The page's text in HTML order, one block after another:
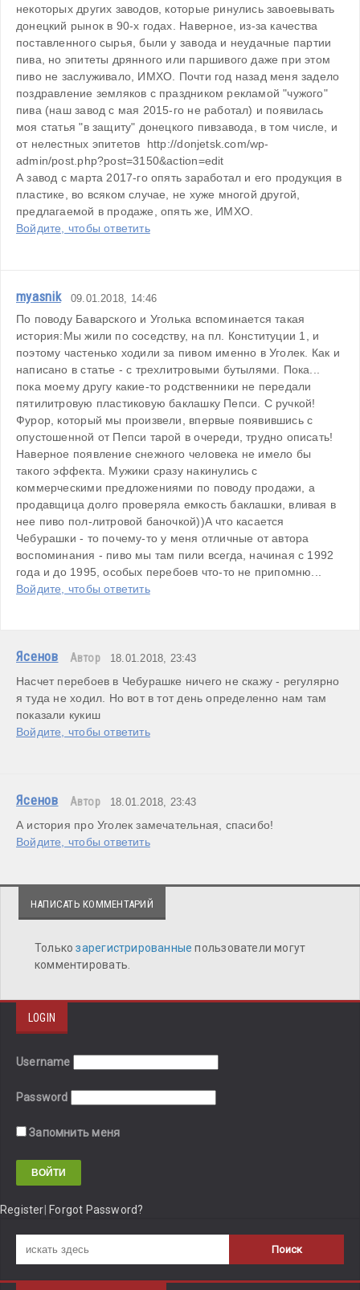
некоторых других заводов, которые ринулись завоевывать
донецкий рынок в 90-х годах. Наверное, из-за качества
поставленного сырья, были у завода и неудачные партии
пива, но эпитеты дрянного или паршивого даже при этом
пиво не заслуживало, ИМХО. Почти год назад меня задело
поздравление земляков с праздником рекламой "чужого"
пива (наш завод с мая 2015-го не работал) и появилась
моя статья "в защиту" донецкого пивзавода, в том числе, и
от нелестных эпитетов  http://donjetsk.com/wp-
admin/post.php?post=3150&action=edit
А завод с марта 2017-го опять заработал и его продукция в
пластике, во всяком случае, не хуже многой другой,
предлагаемой в продаже, опять же, ИМХО.
Войдите, чтобы ответить
myasnik 09.01.2018, 14:46
По поводу Баварского и Уголька вспоминается такая
история:Мы жили по соседству, на пл. Конституции 1, и
поэтому частенько ходили за пивом именно в Уголек. Как и
написано в статье - с трехлитровыми бутылями. Пока...
пока моему другу какие-то родственники не передали
пятилитровую пластиковую баклашку Пепси. С ручкой!
Фурор, который мы произвели, впервые появившись с
опустошенной от Пепси тарой в очереди, трудно описать!
Наверное появление снежного человека не имело бы
такого эффекта. Мужики сразу накинулись с
коммерческими предложениями по поводу продажи, а
продавщица долго проверяла емкость баклашки, вливая в
нее пиво пол-литровой баночкой))А что касается
Чебурашки - то почему-то у меня отличные от автора
воспоминания - пиво мы там пили всегда, начиная с 1992
года и до 1995, особых перебоев что-то не припомню...
Войдите, чтобы ответить
Ясенов Автор 18.01.2018, 23:43
Насчет перебоев в Чебурашке ничего не скажу - регулярно
я туда не ходил. Но вот в тот день определенно нам там
показали кукиш
Войдите, чтобы ответить
Ясенов Автор 18.01.2018, 23:43
А история про Уголек замечательная, спасибо!
Войдите, чтобы ответить
НАПИСАТЬ КОММЕНТАРИЙ
Толькозарегистрированныепользователи могут
комментировать.
LOGIN
Username
Password
Запомнить меня
Register Forgot Password?